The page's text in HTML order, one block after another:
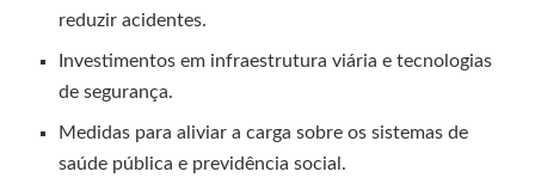
reduzir acidentes.
Investimentos em infraestrutura viária e tecnologias
de segurança.
Medidas para aliviar a carga sobre os sistemas de
saúde pública e previdência social.